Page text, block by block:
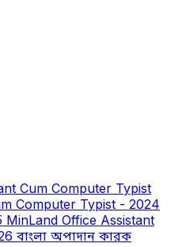
Cum Computer Typist
Computer Typist - 2024
MinLand Office Assistant
বাংলা অপাদান কারক